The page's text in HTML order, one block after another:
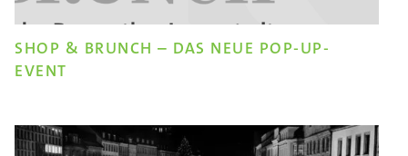
SHOP & BRUNCH – DAS NEUE POP-UP-
EVENT